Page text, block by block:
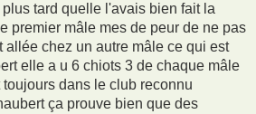
tard quelle l'avais bien fait la
premier mâle mes de peur de ne pas
allée chez un autre mâle ce qui est
elle a u 6 chiots 3 de chaque mâle
dans le club reconnu
ça prouve bien que des